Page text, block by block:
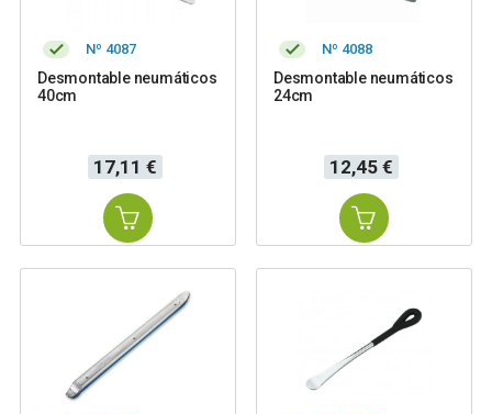
Nº 4087
Desmontable neumáticos
40cm
Precio
17,11 €
Nº 4088
Desmontable neumáticos
24cm
Precio
12,45 €